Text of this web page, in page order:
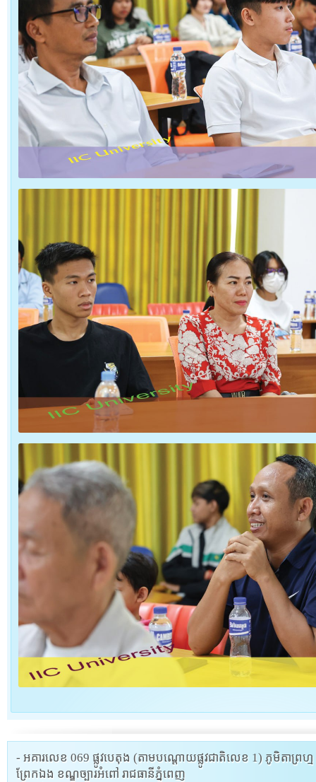
- អគារលេខ 069 ផ្លូវបេតុង (តាមបណ្តោយផ្លូវជាតិលេខ 1) ភូមិតាព្រហ្ម
ព្រែកឯង ខណ្ឌច្បារអំពៅ រាជធានីភ្នំពេញ